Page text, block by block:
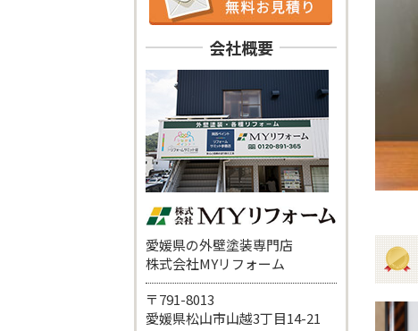
会社概要
愛媛県の外壁塗装専門店
株式会社MYリフォーム
〒791-8013
愛媛県松山市山越3丁目14-21